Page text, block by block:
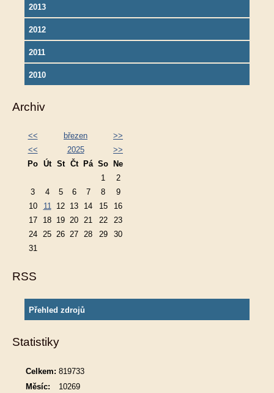
2013
2012
2011
2010
Archiv
<< březen
>>
<<
2025
>>
Po Út St Čt Pá So
Ne
1
2
3
4 5 6 7 8
9
10
11 12 13 14 15
16
17
18 19 20 21 22
23
24
25 26 27 28 29
30
31
RSS
Přehled zdrojů
Statistiky
Celkem: 819733
Měsíc:
10269